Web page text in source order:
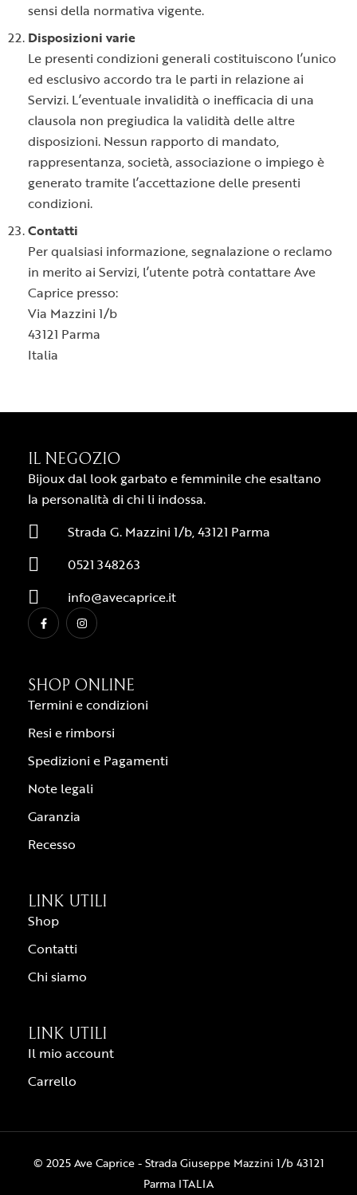
sensi della normativa vigente.
Disposizioni varie
Le presenti condizioni generali costituiscono l’unico
ed esclusivo accordo tra le parti in relazione ai
Servizi. L’eventuale invalidità o inefficacia di una
clausola non pregiudica la validità delle altre
disposizioni. Nessun rapporto di mandato,
rappresentanza, società, associazione o impiego è
generato tramite l’accettazione delle presenti
condizioni.
Contatti
Per qualsiasi informazione, segnalazione o reclamo
in merito ai Servizi, l’utente potrà contattare Ave
Caprice presso:
Via Mazzini 1/b
43121 Parma
Italia
IL NEGOZIO
Bijoux dal look garbato e femminile che esaltano
la personalità di chi li indossa.
Strada G. Mazzini 1/b, 43121 Parma
0521 348263
info@avecaprice.it
SHOP ONLINE
Termini e condizioni
Resi e rimborsi
Spedizioni e Pagamenti
Note legali
Garanzia
Recesso
LINK UTILI
Shop
Contatti
Chi siamo
LINK UTILI
Il mio account
Carrello
© 2025 Ave Caprice - Strada Giuseppe Mazzini 1/b 43121
Parma ITALIA